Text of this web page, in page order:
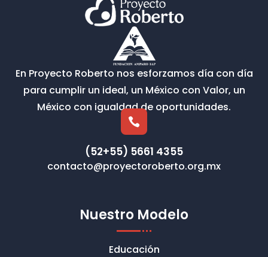
En Proyecto Roberto nos esforzamos día con día
para cumplir un ideal, un México con Valor, un
México con igualdad de oportunidades.

(52+55) 5661 4355
contacto@proyectoroberto.org.mx
Nuestro Modelo
Educación